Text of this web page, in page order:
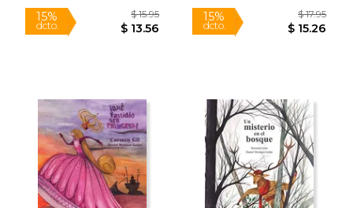
15%
dcto.
$ 15.95
$ 13.56
15%
dcto.